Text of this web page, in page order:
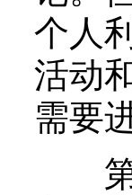
个人
活动
需要
第